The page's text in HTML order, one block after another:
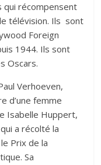
qui récompensent
télévision. Ils sont
Foreign
1944. Ils sont
Oscars.
Verhoeven,
d’une femme
Isabelle Huppert,
a récolté la
Prix de la
Sa